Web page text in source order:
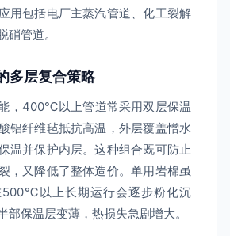
用包括电厂主蒸汽管道、化工裂解
硝管道。
多层复合策略
，400℃以上管道常采用双层保温
铝纤维毡抵抗高温，外层覆盖憎水
温并保护内层。这种组合既可防止
，又降低了整体造价。单用岩棉虽
500℃以上长期运行会逐步粉化沉
部保温层变薄，热损失急剧增大。